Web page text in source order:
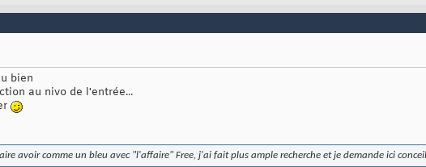
bien
au nivo de l'entrée...
avoir comme un bleu avec "l'affaire" Free, j'ai fait plus ample recherche et je demande ici